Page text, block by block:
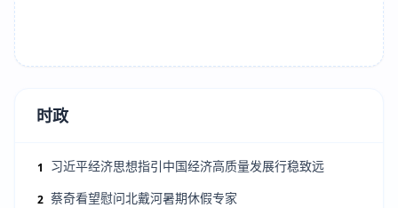
时政
1 习近平经济思想指引中国经济高质量发展行稳致远
2 蔡奇看望慰问北戴河暑期休假专家